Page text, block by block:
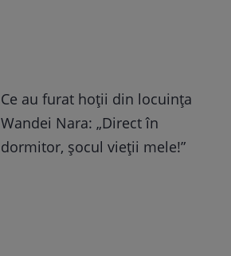
Ce au furat hoții din locuința
Wandei Nara: „Direct în
dormitor, șocul vieții mele!”